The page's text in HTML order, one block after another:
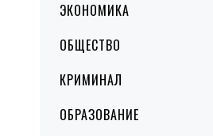
ЭКОНОМИКА
ОБЩЕСТВО
КРИМИНАЛ
ОБРАЗОВАНИЕ